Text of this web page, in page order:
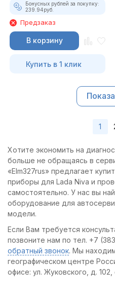
Бонусных рублей за покупку:
239.94руб.
Предзаказ
В корзину
Купить в 1 клик
1
Хотите экономить на
больше не обращаясь в
«Elm327rus» предлагает
приборы для Lada Niva и
самостоятельно. У нас вы
оборудование для
модели.
Если Вам требуется
позвоните нам по тел. +7
обратный звонок. Мы
географическом центре
офисе: ул. Жуковского, д. 102,